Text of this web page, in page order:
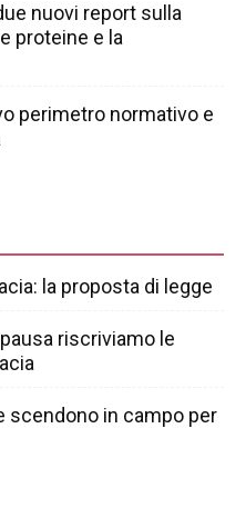
nuovi report sulla
proteine e la
perimetro normativo e
la proposta di legge
riscriviamo le
scendono in campo per